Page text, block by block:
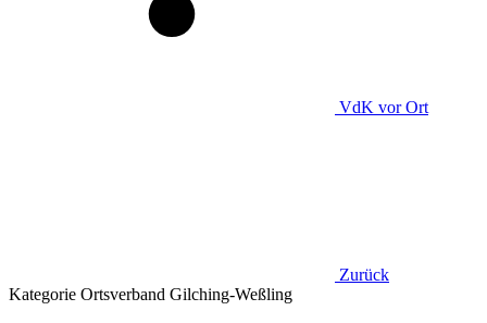
VdK vor Ort
Zurück
Kategorie Ortsverband Gilching-Weßling